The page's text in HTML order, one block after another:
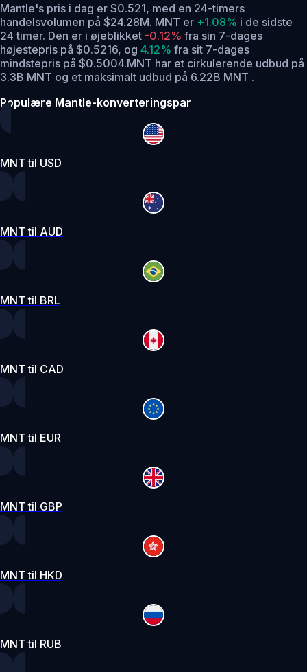
Mantle's pris i dag er $0.521, med en 24-timers
handelsvolumen på $24.28M. MNT er +1.08% i de sidste
24 timer. Den er i øjeblikket -0.12% fra sin 7-dages
højestepris på $0.5216, og 4.12% fra sit 7-dages
mindstepris på $0.5004.MNT har et cirkulerende udbud på
3.3B MNT og et maksimalt udbud på 6.22B MNT .
Populære Mantle-konverteringspar
MNT til USD
MNT til AUD
MNT til BRL
MNT til CAD
MNT til EUR
MNT til GBP
MNT til HKD
MNT til RUB